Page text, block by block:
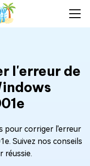
l'erreur de
pour corriger l'erreur
Suivez nos conseils
réussie.